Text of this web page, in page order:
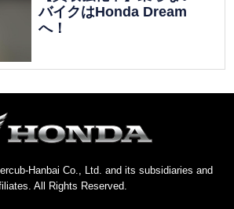
バイクはHonda Dream
へ！
Hanbai Co., Ltd. and its subsidiaries and
All Rights Reserved.